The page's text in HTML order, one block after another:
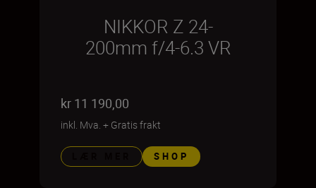
NIKKOR Z 24-
200mm f/4-6.3 VR
kr 11 190,00
inkl. Mva. + Gratis frakt
SHOP